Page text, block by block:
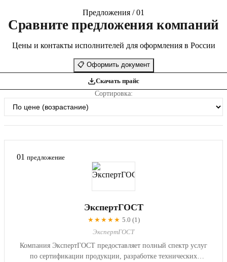
Предложения / 01
Сравните предложения компаний
Цены и контакты исполнителей для оформления в России
📋 Оформить документ
Скачать прайс
Сортировка:
01 предложение
ЭкспертГОСТ
★★★★★ 5.0 (1)
ЭкспертГОСТ
Компания ЭкспертГОСТ предоставляет полный спектр услуг
по сертификации продукции, разработке технических